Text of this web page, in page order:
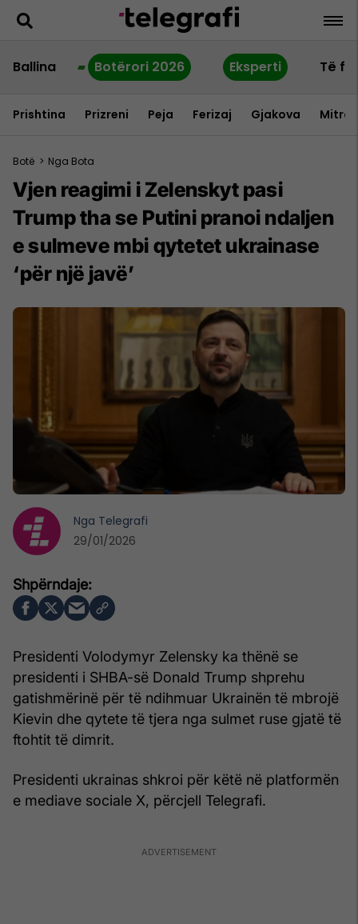
Ballina Botërori 2026 Eksperti Të
Prishtina Prizreni Peja Ferizaj Gjakova
Botë > Nga Bota
Vjen reagimi i Zelenskyt pasi
Trump tha se Putini pranoi ndaljen
e sulmeve mbi qytetet ukrainase
‘për një javë’
Presidenti Volodymyr Zelensky ka thënë se
presidenti i SHBA-së Donald Trump shprehu
gatishmërinë për të ndihmuar Ukrainën të mbrojë
Kievin dhe qytete të tjera nga sulmet ruse gjatë të
ftohtit të dimrit.
Presidenti ukrainas shkroi për këtë në platformën
e mediave sociale X, përcjell Telegrafi.
Nga Telegrafi
29/01/2026